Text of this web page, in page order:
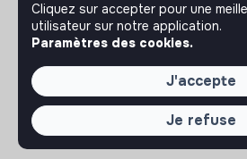
© 2026 jobs that makesense.
Cliquez sur accepter pour une
utilisateur sur notre application.
Paramètres des cookies.
J'accepte
Je refuse